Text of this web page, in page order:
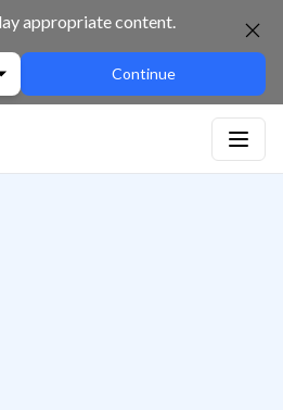
appropriate content.
Continue